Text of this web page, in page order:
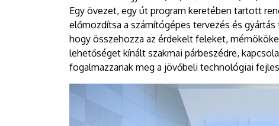
Egy övezet, egy út program keretében tartott
előmozdítsa a számítógépes tervezés és
hogy összehozza az érdekelt feleket,
lehetőséget kínált szakmai párbeszédre,
fogalmazzanak meg a jövőbeli technológiai